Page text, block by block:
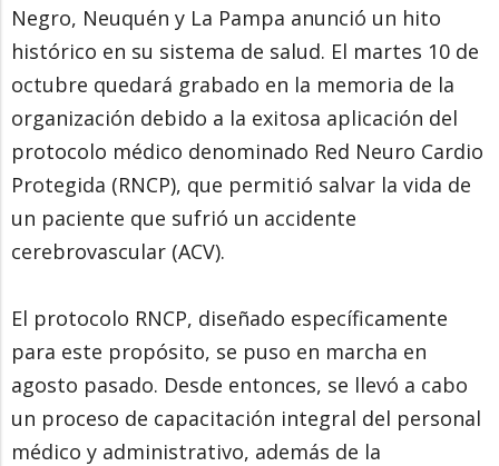
Negro, Neuquén y La Pampa anunció un hito
histórico en su sistema de salud. El martes 10 de
octubre quedará grabado en la memoria de la
organización debido a la exitosa aplicación del
protocolo médico denominado Red Neuro Cardio
Protegida (RNCP), que permitió salvar la vida de
un paciente que sufrió un accidente
cerebrovascular (ACV).
El protocolo RNCP, diseñado específicamente
para este propósito, se puso en marcha en
agosto pasado. Desde entonces, se llevó a cabo
un proceso de capacitación integral del personal
médico y administrativo, además de la